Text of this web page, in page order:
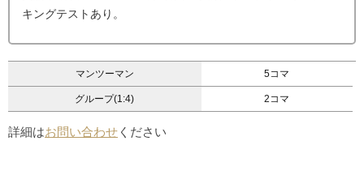
キングテストあり。
マンツーマン 5コマ
グループ(1:4) 2コマ
詳細はお問い合わせ ください